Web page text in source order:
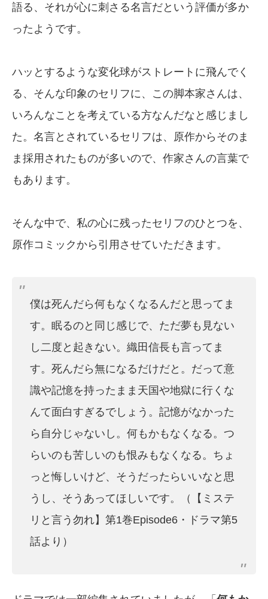
語る、それが心に刺さる名言だという評価が多か
ったようです。
ハッとするような変化球がストレートに飛んでく
る、そんな印象のセリフに、この脚本家さんは、
いろんなことを考えている方なんだなと感じまし
た。名言とされているセリフは、原作からそのま
ま採用されたものが多いので、作家さんの言葉で
もあります。
そんな中で、私の心に残ったセリフのひとつを、
原作コミックから引用させていただきます。
僕は死んだら何もなくなるんだと思ってま
す。眠るのと同じ感じで、ただ夢も見ない
し二度と起きない。織田信長も言ってま
す。死んだら無になるだけだと。だって意
識や記憶を持ったまま天国や地獄に行くな
んて面白すぎるでしょう。記憶がなかった
ら自分じゃないし。何もかもなくなる。つ
らいのも苦しいのも恨みもなくなる。ちょ
っと悔しいけど、そうだったらいいなと思
うし、そうあってほしいです。（【ミステ
リと言う勿れ】第1巻Episode6・ドラマ第5
話より）